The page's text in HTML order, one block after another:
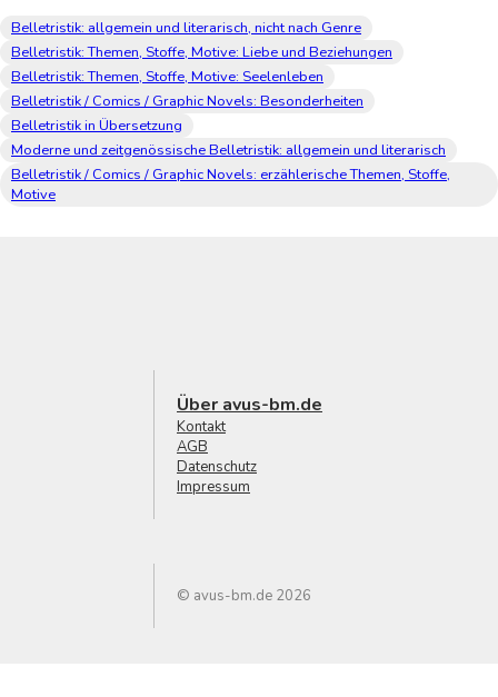
Belletristik: allgemein und literarisch, nicht nach Genre
Belletristik: Themen, Stoffe, Motive: Liebe und Beziehungen
Belletristik: Themen, Stoffe, Motive: Seelenleben
Belletristik / Comics / Graphic Novels: Besonderheiten
Belletristik in Übersetzung
Moderne und zeitgenössische Belletristik: allgemein und literarisch
Belletristik / Comics / Graphic Novels: erzählerische Themen, Stoffe,
Motive
Über avus-bm.de
Kontakt
AGB
Datenschutz
Impressum
© avus-bm.de 2026